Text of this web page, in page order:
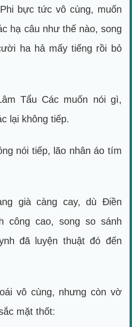
bực tức vô cùng, muốn
hạ câu như thế nào, song
ha hả mấy tiếng rồi bỏ
Tẩu Các muốn nói gì,
lại không tiếp.
nói tiếp, lão nhân áo tím
già càng cay, dù Điền
công cao, song so sánh
đã luyện thuật đó đến
vô cùng, nhưng còn vờ
mặt thốt: